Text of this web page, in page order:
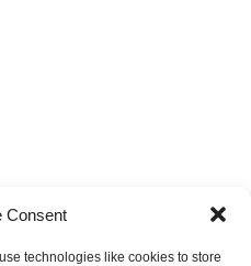
Consent
technologies like cookies to store